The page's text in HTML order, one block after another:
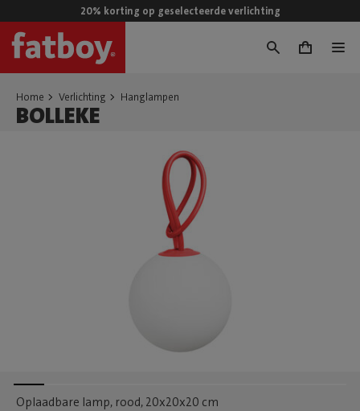
20% korting op geselecteerde verlichting
0
Home Verlichting Hanglampen
BOLLEKE
Oplaadbare lamp, rood, 20x20x20 cm